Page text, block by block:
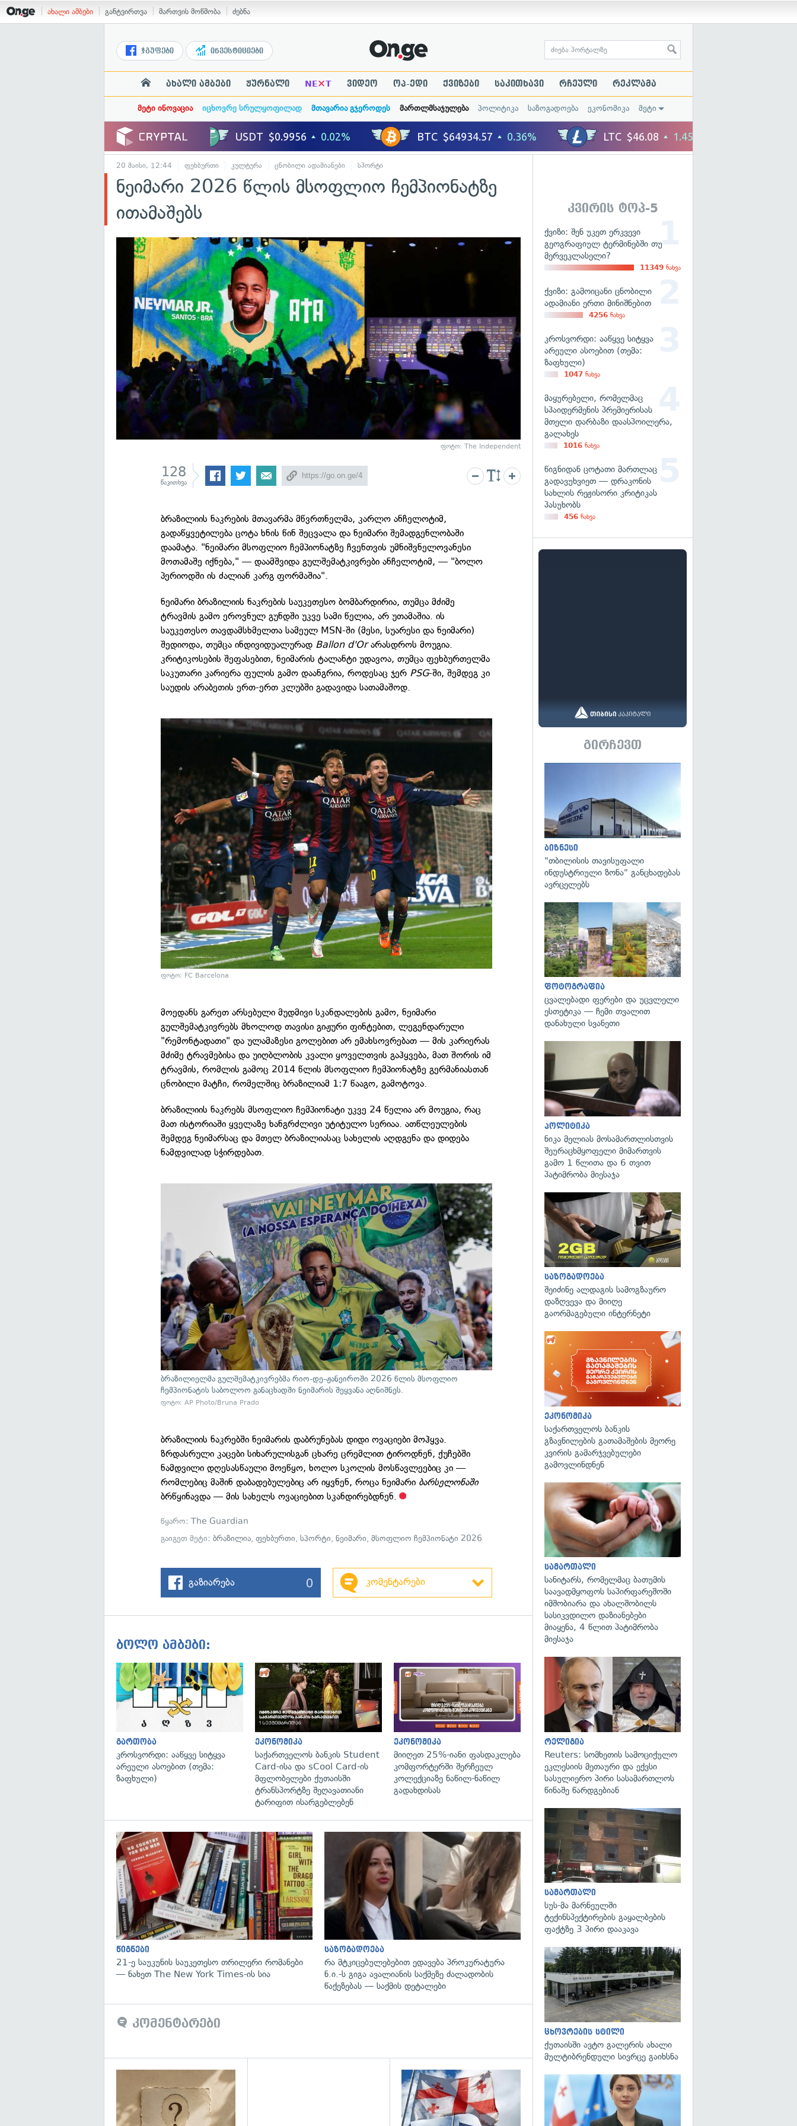
ახალი ამბები განტვირთვა მართვის მოწმობა ძებნა
ჯგუფები ინვესტიციები
ახალი ამბები ჟურნალი NE×T ვიდეო ოპ-ედი ქვიზები საკითხავი რჩეული რეკლამა
მეტი ინოვაცია იცხოვრე სრულყოფილად მთავარია გჯეროდეს მართლმსაჯულება პოლიტიკა საზოგადოება ეკონომიკა მეტი
20 მაისი, 12:44 ფეხბურთი კულტურა ცნობილი ადამიანები სპორტი
ნეიმარი 2026 წლის მსოფლიო ჩემპიონატზე
ითამაშებს
ფოტო: The Independent
128
წაკითხვა
ბრაზილიის ნაკრების მთავარმა მწვრთნელმა, კარლო ანჩელოტიმ,
გადაწყვეტილება ცოტა ხნის წინ შეცვალა და ნეიმარი შემადგენლობაში
დაამატა. "ნეიმარი მსოფლიო ჩემპიონატზე ჩვენთვის უმნიშვნელოვანესი
მოთამაშე იქნება," — დაამშვიდა გულშემატკივრები ანჩელოტიმ, — "ბოლო
პერიოდში ის ძალიან კარგ ფორმაშია".
ნეიმარი ბრაზილიის ნაკრების საუკეთესო ბომბარდირია, თუმცა მძიმე
ტრავმის გამო ეროვნულ გუნდში უკვე სამი წელია, არ უთამაშია. ის
საუკეთესო თავდამსხმელთა სამეულ MSN-ში (მესი, სუარესი და ნეიმარი)
შედიოდა, თუმცა ინდივიდუალურად Ballon d'Orარასდროს მოუგია.
კრიტიკოსების შეფასებით, ნეიმარის ტალანტი უდავოა, თუმცა ფეხბურთელმა
საკუთარი კარიერა ფულის გამო დაანგრია, როდესაც ჯერ PSG-ში, შემდეგ კი
საუდის არაბეთის ერთ-ერთ კლუბში გადავიდა სათამაშოდ.
ფოტო: FC Barcelona
მოედანს გარეთ არსებული მუდმივი სკანდალების გამო, ნეიმარი
გულშემატკივრებს მხოლოდ თავისი გიჟური ფინტებით, ლეგენდარული
"რემონტადათი" და ულამაზესი გოლებით არ ემახსოვრებათ — მის კარიერას
მძიმე ტრავმებისა და უიღბლობის კვალი ყოველთვის გაჰყვება, მათ შორის იმ
ტრავმის, რომლის გამოც 2014 წლის მსოფლიო ჩემპიონატზე გერმანიასთან
ცნობილი მატჩი, რომელშიც ბრაზილიამ 1:7 წააგო, გამოტოვა.
ბრაზილიის ნაკრებს მსოფლიო ჩემპიონატი უკვე 24 წელია არ მოუგია, რაც
მათ ისტორიაში ყველაზე ხანგრძლივი უტიტულო სერიაა. ათწლეულების
შემდეგ ნეიმარსაც და მთელ ბრაზილიასაც სახელის აღდგენა და დიდება
ნამდვილად სჭირდებათ.
ბრაზილიელმა გულშემატკივრებმა რიო-დე-ჟანეიროში 2026 წლის მსოფლიო
ჩემპიონატის საბოლოო განაცხადში ნეიმარის შეყვანა აღნიშნეს.
ფოტო: AP Photo/Bruna Prado
ბრაზილიის ნაკრებში ნეიმარის დაბრუნებას დიდი ოვაციები მოჰყვა.
ზრდასრული კაცები სიხარულისგან ცხარე ცრემლით ტიროდნენ, ქუჩებში
ნამდვილი დღესასწაული მოეწყო, ხოლო სკოლის მოსწავლეებიც კი —
რომლებიც მაშინ დაბადებულებიც არ იყვნენ, როცა ნეიმარი ბარსელონაში
ბრწყინავდა — მის სახელს ოვაციებით სკანდირებდნენ.
წყარო:The Guardian
გაიგეთ მეტი:ბრაზილია,ფეხბურთი,სპორტი,ნეიმარი,მსოფლიო ჩემპიონატი 2026
გაზიარება 0 კომენტარები
ბოლო ამბები:
გადახედვა
გართობა
კროსვორდი: ააწყვე სიტყვა
არეული ასოებით (თემა:
ზაფხული)
ეკონომიკა
საქართველოს ბანკის Student
Card-ისა და sCool Card-ის
მფლობელები ქუთაისში
ტრანსპორტზე შეღავათიანი
ტარიფით ისარგებლებენ
ეკონომიკა
მიიღეთ 25%-იანი ფასდაკლება
კომფორტერში შერჩეულ
კოლექციაზე ნაწილ-ნაწილ
გადახდისას
გადახედვა
წიგნები
21-ე საუკუნის საუკეთესო თრილერი რომანები
— ნახეთ The New York Times-ის სია
გადახედვა
საზოგადოება
რა მტკიცებულებებით ედავება პროკურატურა
ნ.ი.-ს გიგა ავალიანის საქმეზე ძალადობის
წაქეზებას — საქმის დეტალები
კომენტარები
გადახედვა
კვირის ტოპ-5
ქვიზი: შენ უკეთ ერკვევი
გეოგრაფიულ ტერმინებში თუ
მერვეკლასელი?
11349 ნახვა
ქვიზი: გამოიცანი ცნობილი
ადამიანი ერთი მინიშნებით
4256 ნახვა
კროსვორდი: ააწყვე სიტყვა
არეული ასოებით (თემა:
ზაფხული)
1047 ნახვა
მაყურებელი, რომელმაც
სპაიდერმენის პრემიერისას
მთელი დარბაზი დაასპოილერა,
გალახეს
1016 ნახვა
წიგნიდან ცოტათი მართლაც
გადავუხვიეთ — დრაკონის
სახლის რეჟისორი კრიტიკას
პასუხობს
456 ნახვა
გირჩევთ
ბიზნესი
"თბილისის თავისუფალი
ინდუსტრიული ზონა" განცხადებას
ავრცელებს
ფოტოგრაფია
ცვალებადი ფერები და უცვლელი
ესთეტიკა — ჩემი თვალით
დანახული სვანეთი
პოლიტიკა
ნიკა მელიას მოსამართლისთვის
შეურაცხმყოფელი მიმართვის
გამო 1 წლითა და 6 თვით
პატიმრობა მიესაჯა
საზოგადოება
შეიძინე ალდაგის სამოგზაურო
დაზღვევა და მიიღე
გაორმაგებული ინტერნეტი
ეკონომიკა
საქართველოს ბანკის
გზავნილების გათამაშების მეორე
კვირის გამარჯვებულები
გამოვლინდნენ
სამართალი
სანიტარს, რომელმაც ბათუმის
საავადმყოფოს საპირფარეშოში
იმშობიარა და ახალშობილს
სასიკვდილო დაზიანებები
მიაყენა, 4 წლით პატიმრობა
მიესაჯა
რელიგია
Reuters: სომხეთის სამოციქულო
ეკლესიის მეთაური და ექვსი
სასულიერო პირი სასამართლოს
წინაშე წარდგებიან
სამართალი
სუს-მა მარნეულში
ტექინსპექტირების გაყალბების
ფაქტზე 3 პირი დააკავა
ცხოვრების სტილი
ქუთაისში ავტო გალერის ახალი
მულტიბრენდული სივრცე გაიხსნა